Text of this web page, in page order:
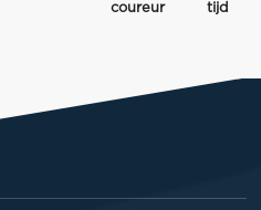
coureur
tijd